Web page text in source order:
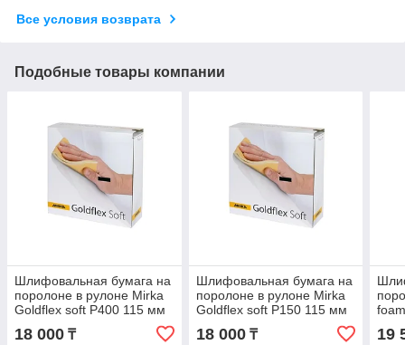
Все условия возврата
Подобные товары компании
Шлифовальная бумага на
поролоне в рулоне Mirka
Goldflex soft P400 115 мм
х 25 метров 200 штук
18 000 ₸
Шлифовальная бумага на
поролоне в рулоне Mirka
Goldflex soft P150 115 мм
х 25 метров 200 штук
18 000₸ 19